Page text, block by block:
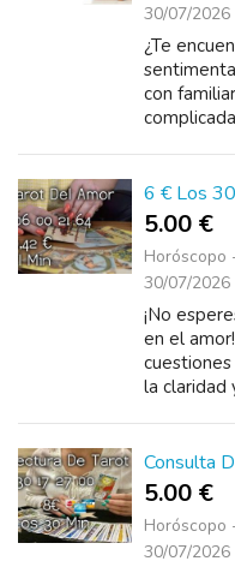
30/07/2026
¿Te
con
6 € Los
5.00 €
Horóscopo
30/07/2026
¡No
en el
la claridad
Consulta
5.00 €
Horóscopo
30/07/2026